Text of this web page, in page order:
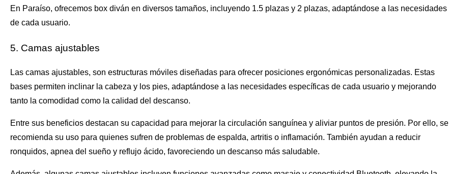
En Paraíso, ofrecemos box diván en diversos tamaños, incluyendo 1.5 plazas y 2 plazas, adaptándose a las necesidades
de cada usuario.
5. Camas ajustables
Las camas ajustables, son estructuras móviles diseñadas para ofrecer posiciones ergonómicas personalizadas. Estas
bases permiten inclinar la cabeza y los pies, adaptándose a las necesidades específicas de cada usuario y mejorando
tanto la comodidad como la calidad del descanso.
Entre sus beneficios destacan su capacidad para mejorar la circulación sanguínea y aliviar puntos de presión. Por ello, se
recomienda su uso para quienes sufren de problemas de espalda, artritis o inflamación. También ayudan a reducir
ronquidos, apnea del sueño y reflujo ácido, favoreciendo un descanso más saludable.